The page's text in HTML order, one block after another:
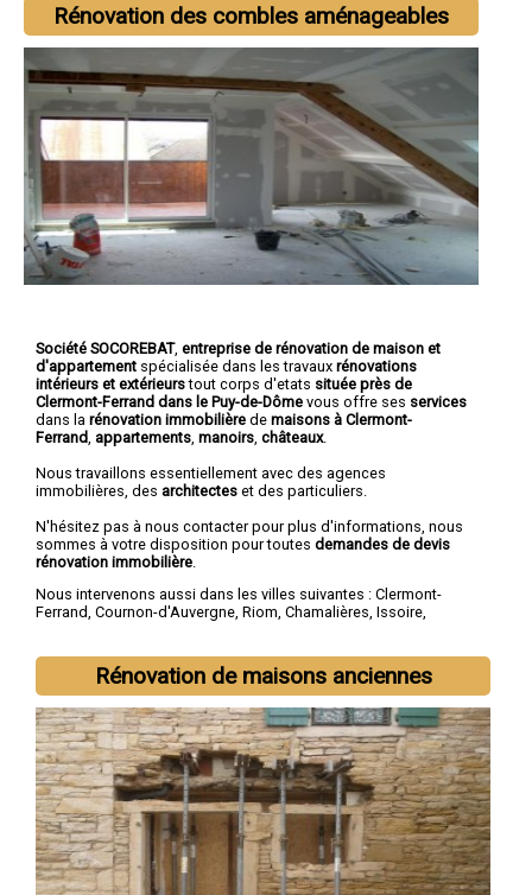
Rénovation des combles aménageables
Société SOCOREBAT, entreprise de rénovation de maison et
d'appartement spécialisée dans les travaux rénovations
intérieurs et extérieurstout corps d'etats située près de
Clermont-Ferrand dans le Puy-de-Dôme vous offre ses services
dans la rénovation immobilière de maisons à Clermont-
Ferrand appartements manoirs châteaux.
Nous travaillons essentiellement avec des agences
immobilières, des architectes et des particuliers.
N'hésitez pas à nous contacter pour plus d'informations, nous
sommes à votre disposition pour toutes demandes de devis
rénovation immobilière
Nous intervenons aussi dans les villes suivantes : Clermont-
Ferrand, Cournon-d'Auvergne, Riom, Chamalières, Issoire,
Rénovation de maisons anciennes